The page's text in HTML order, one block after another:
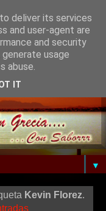
▼
Kevin Florez.
deliver its services
and user-agent are
and security
usage
abuse.
IT